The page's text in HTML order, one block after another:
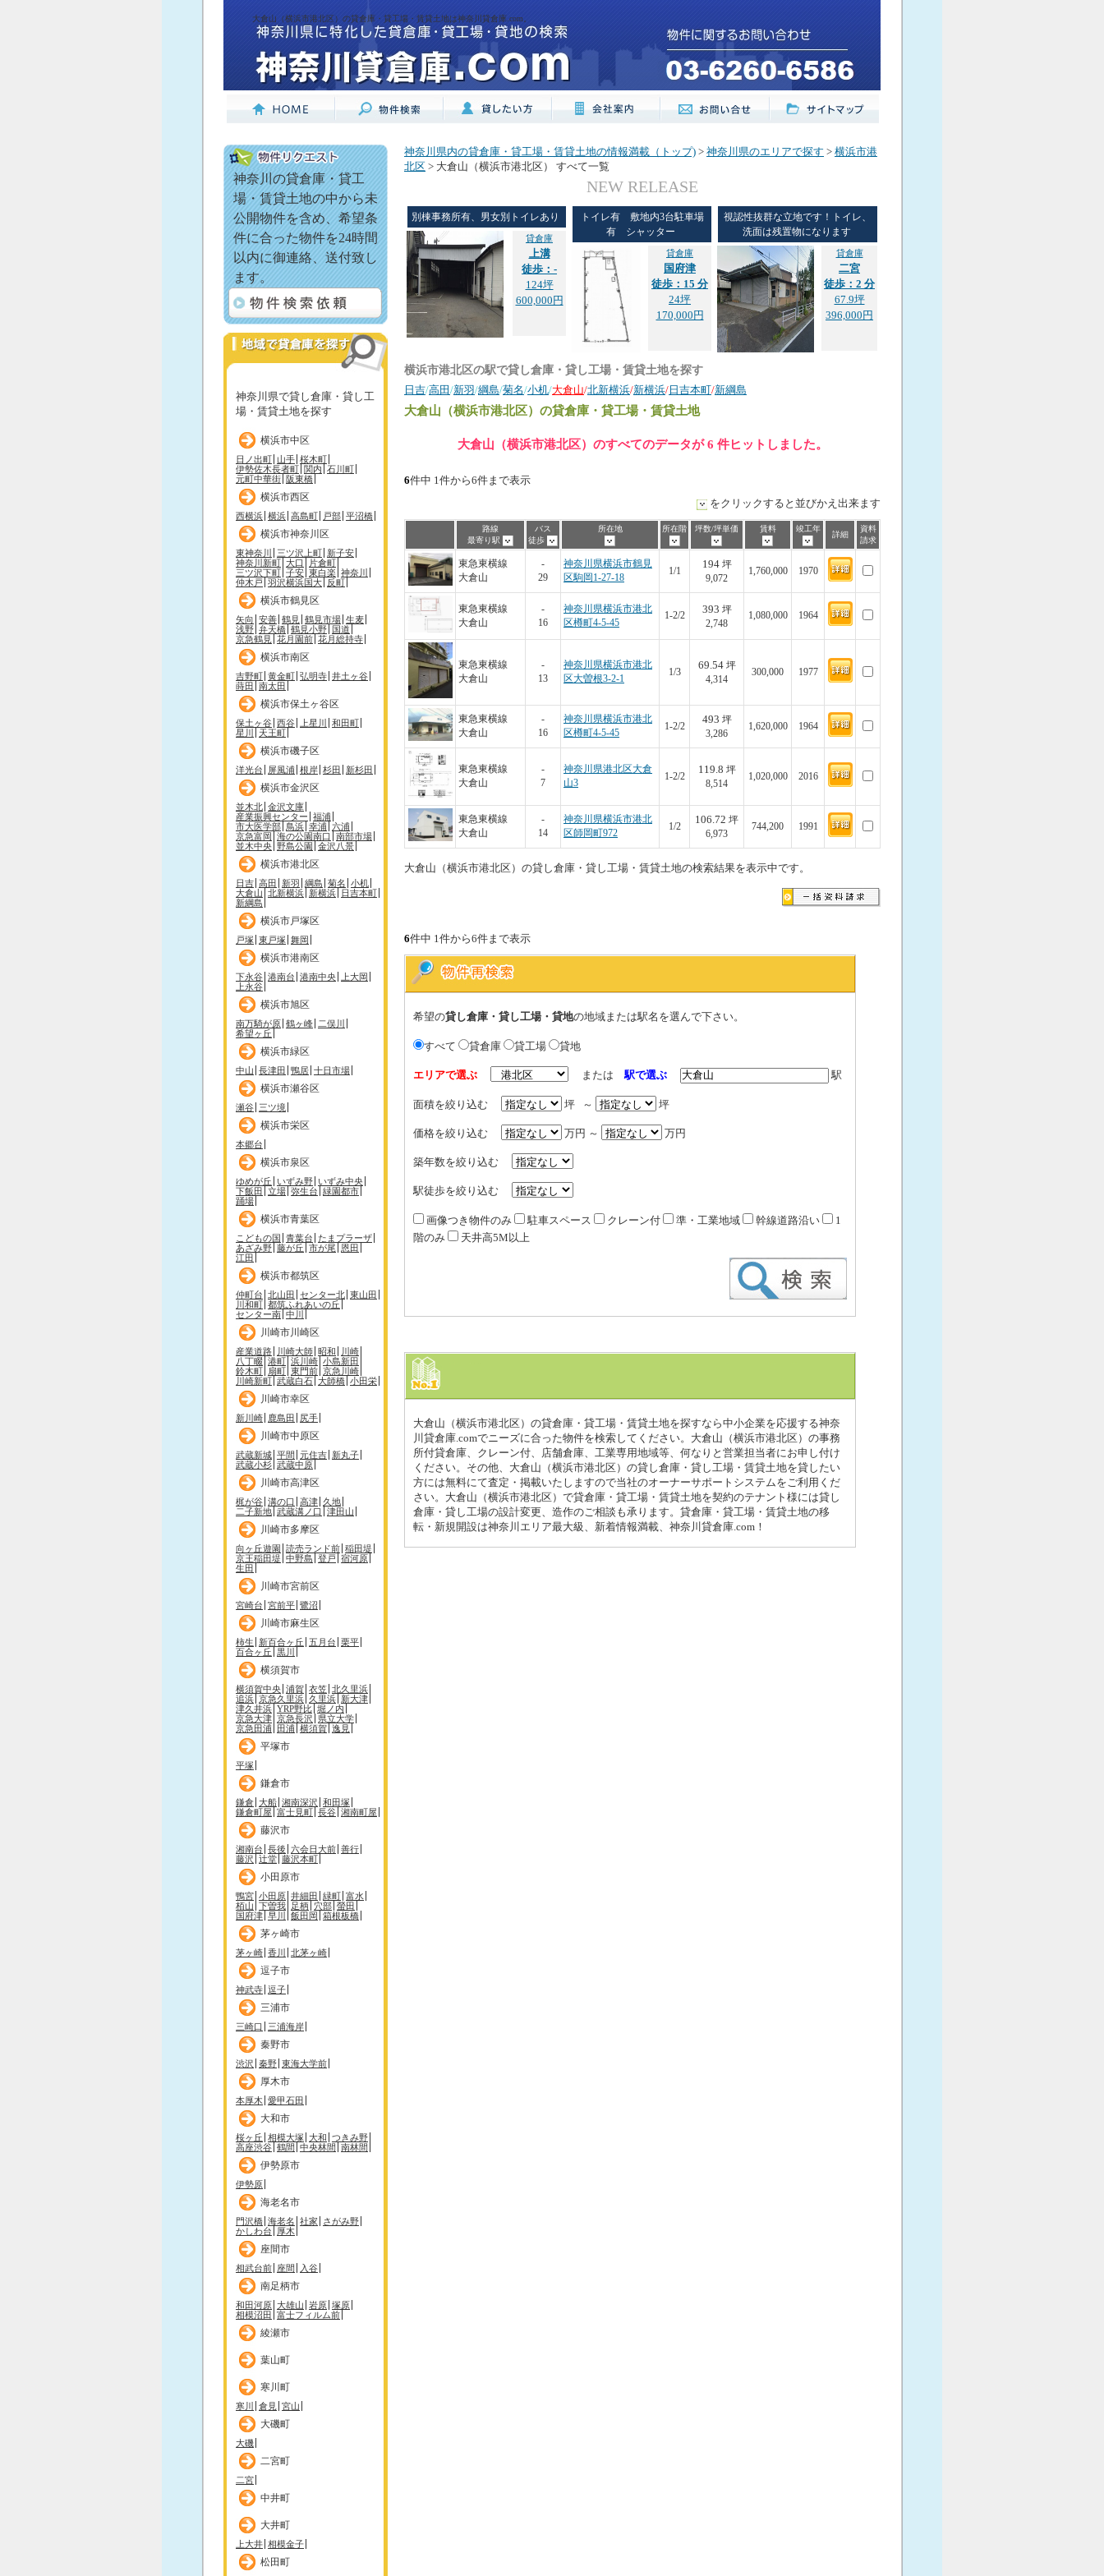
大倉山（横浜市港北区）の貸倉庫・貸工場・賃貸土地は神奈川貸倉庫.com。
神奈川の貸倉庫・貸工
場・賃貸土地の中から未
公開物件を含め、希望条
件に合った物件を24時間
以内に御連絡、送付致し
ます。
神奈川県で貸し倉庫・貸し工
場・賃貸土地を探す
横浜市中区
日ノ出町 山手 桜木町
伊勢佐木長者町 関内 石川町
元町中華街 阪東橋
横浜市西区
西横浜 横浜 高島町 戸部 平沼橋
横浜市神奈川区
東神奈川 三ツ沢上町 新子安
神奈川新町 大口
片倉町
三ツ沢下町 子安 東白楽 神奈川
仲木戸 羽沢横浜国大 反町
横浜市鶴見区
矢向 安善 鶴見 鶴見市場 生麦
浅野 弁天橋 鶴見小野
国道
京急鶴見
花月園前 花月総持寺
横浜市南区
吉野町 黄金町 弘明寺 井土ヶ谷
蒔田 南太田
横浜市保土ヶ谷区
保土ヶ谷 西谷 上星川
和田町
星川
天王町
横浜市磯子区
洋光台 屏風浦 根岸 杉田 新杉田
横浜市金沢区
並木北 金沢文庫
産業振興センター 福浦
市大医学部 鳥浜 幸浦 六浦
京急富岡 海の公園南口
南部市場
並木中央 野島公園 金沢八景
横浜市港北区
日吉 高田 新羽 綱島 菊名 小机
大倉山 北新横浜 新横浜 日吉本町
新綱島
横浜市戸塚区
戸塚 東戸塚 舞岡
横浜市港南区
下永谷 港南台 港南中央
上大岡
上永谷
横浜市旭区
南万騎が原 鶴ヶ峰 二俣川
希望ヶ丘
横浜市緑区
中山 長津田 鴨居 十日市場
横浜市瀬谷区
瀬谷 三ツ境
横浜市栄区
本郷台
横浜市泉区
ゆめが丘 いずみ野 いずみ中央
下飯田 立場 弥生台 緑園都市
踊場
横浜市青葉区
こどもの国 青葉台 たまプラーザ
あざみ野 藤が丘 市が尾
恩田
江田
横浜市都筑区
仲町台 北山田 センター北 東山田
川和町 都筑ふれあいの丘
センター南 中川
川崎市川崎区
産業道路 川崎大師 昭和
川崎
八丁畷 港町 浜川崎 小島新田
鈴木町 扇町 東門前 京急川崎
川崎新町 武蔵白石 大師橋 小田栄
川崎市幸区
新川崎 鹿島田 尻手
川崎市中原区
武蔵新城 平間 元住吉 新丸子
武蔵小杉 武蔵中原
川崎市高津区
梶が谷 溝の口 高津 久地
二子新地 武蔵溝ノ口 津田山
川崎市多摩区
向ヶ丘遊園 読売ランド前 稲田堤
京王稲田堤 中野島 登戸 宿河原
生田
川崎市宮前区
宮崎台 宮前平 鷺沼
川崎市麻生区
柿生 新百合ヶ丘 五月台 栗平
百合ヶ丘 黒川
横須賀市
横須賀中央 浦賀 衣笠 北久里浜
追浜 京急久里浜 久里浜 新大津
津久井浜 YRP野比 堀ノ内
京急大津 京急長沢
県立大学
京急田浦
田浦 横須賀 逸見
平塚市
平塚
鎌倉市
鎌倉 大船 湘南深沢 和田塚
鎌倉町屋 富士見町 長谷 湘南町屋
藤沢市
湘南台 長後 六会日大前 善行
藤沢 辻堂 藤沢本町
小田原市
鴨宮 小田原 井細田 緑町 富水
栢山 下曽我 足柄 穴部 螢田
国府津 早川 飯田岡 箱根板橋
茅ヶ崎市
茅ヶ崎 香川 北茅ヶ崎
逗子市
神武寺 逗子
三浦市
三崎口 三浦海岸
秦野市
渋沢 秦野 東海大学前
厚木市
本厚木 愛甲石田
大和市
桜ヶ丘 相模大塚 大和 つきみ野
高座渋谷 鶴間 中央林間 南林間
伊勢原市
伊勢原
海老名市
門沢橋 海老名 社家
さがみ野
かしわ台
厚木
座間市
相武台前 座間 入谷
南足柄市
和田河原 大雄山 岩原 塚原
相模沼田 富士フィルム前
綾瀬市
葉山町
寒川町
寒川 倉見 宮山
大磯町
大磯
二宮町
二宮
中井町
大井町
上大井 相模金子
松田町
神奈川県内の貸倉庫・貸工場・賃貸土地の情報満載（トップ) > 神奈川県のエリアで探す > 横浜市港
北区 > 大倉山（横浜市港北区） すべて一覧
NEW RELEASE
別棟事務所有、男女別トイレあり
貸倉庫
上溝
徒歩：-
124坪
600,000円
トイレ有 敷地内3台駐車場
有 シャッター
貸倉庫
国府津
徒歩：15 分
24坪
170,000円
視認性抜群な立地です！トイレ、
洗面は残置物になります
貸倉庫
二宮
徒歩：2 分
67.9坪
396,000円
横浜市港北区の駅で貸し倉庫・貸し工場・賃貸土地を探す
日吉/高田 /新羽/綱島/菊名/小机/大倉山/北新横浜/新横浜/ 日吉本町 /新綱島
大倉山（横浜市港北区） の貸倉庫・貸工場・賃貸土地
大倉山（横浜市港北区）のすべてのデータが 6 件ヒットしました。
6件中 1件から6件まで表示
をクリックすると並びかえ出来ます
路線
最寄り駅
バス
徒歩
所在地 所在階 坪数/坪単価 賃料 竣工年
詳細
資料
請求
東急東横線
大倉山
-
29
神奈川県横浜市鶴見
区駒岡1-27-18
1/1
194坪
9,072
1,760,000 1970
東急東横線
大倉山
-
16
神奈川県横浜市港北
区樽町4-5-45
1-2/2
393 坪
2,748
1,080,000 1964
東急東横線
大倉山
-
13
神奈川県横浜市港北
区大曽根3-2-1
1/3
69.54坪
4,314
300,000 1977
東急東横線
大倉山
-
16
神奈川県横浜市港北
区樽町4-5-45
1-2/2
493 坪
3,286
1,620,000 1964
東急東横線
大倉山
-
7
神奈川県港北区大倉
山3
1-2/2
119.8 坪
8,514
1,020,000 2016
東急東横線
大倉山
-
14
神奈川県横浜市港北
区師岡町972
1/2
106.72 坪
6,973
744,200 1991
大倉山（横浜市港北区）の貸し倉庫・貸し工場・賃貸土地の検索結果を表示中です。
6件中 1件から6件まで表示
希望の貸し倉庫・貸し工場・貸地の地域または駅名を選んで下さい。
すべて 貸倉庫 貸工場 貸地
エリアで選ぶ または駅で選ぶ 駅
面積を絞り込む 坪 ～ 坪
価格を絞り込む 万円 ～ 万円
築年数を絞り込む
駅徒歩を絞り込む
画像つき物件のみ 駐車スペース クレーン付 準・工業地域 幹線道路沿い
1
階のみ
天井高5M以上
大倉山（横浜市港北区）の貸倉庫・貸工場・賃貸土地を探すなら中小企業を応援する神奈
川貸倉庫.comでニーズに合った物件を検索してください。大倉山（横浜市港北区）の事務
所付貸倉庫、クレーン付、店舗倉庫、工業専用地域等、何なりと営業担当者にお申し付け
ください。その他、大倉山（横浜市港北区）の貸し倉庫・貸し工場・賃貸土地を貸したい
方には無料にて査定・掲載いたしますので当社のオーナーサポートシステムをご利用くだ
さい。大倉山（横浜市港北区）で貸倉庫・貸工場・賃貸土地を契約のテナント様には貸し
倉庫・貸し工場の設計変更、造作のご相談も承ります。貸倉庫・貸工場・賃貸土地の移
転・新規開設は神奈川エリア最大級、新着情報満載、神奈川貸倉庫.com！